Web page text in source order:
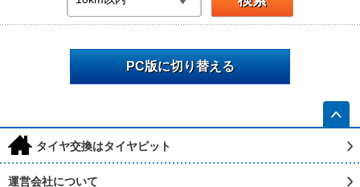
PC版に切り替える
h タイヤ交換はタイヤピット
運営会社について